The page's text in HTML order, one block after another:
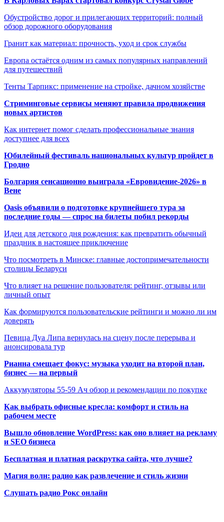
Обустройство дорог и прилегающих территорий: полный
обзор дорожного оборудования
Гранит как материал: прочность, уход и срок службы
Европа остаётся одним из самых популярных направлений
для путешествий
Тенты Тарпикс: применение на стройке, дачном хозяйстве
Стриминговые сервисы меняют правила продвижения
новых артистов
Как интернет помог сделать профессиональные знания
доступнее для всех
Юбилейный фестиваль национальных культур пройдет в
Гродно
Болгария сенсационно выиграла «Евровидение-2026» в
Вене
Oasis объявили о подготовке крупнейшего тура за
последние годы — спрос на билеты побил рекорды
Идеи для детского дня рождения: как превратить обычный
праздник в настоящее приключение
Что посмотреть в Минске: главные достопримечательности
столицы Беларуси
Что влияет на решение пользователя: рейтинг, отзывы или
личный опыт
Как формируются пользовательские рейтинги и можно ли им
доверять
Певица Дуа Липа вернулась на сцену после перерыва и
анонсировала тур
Рианна смещает фокус: музыка уходит на второй план,
бизнес — на первый
Аккумуляторы 55-59 Ач обзор и рекомендации по покупке
Как выбрать офисные кресла: комфорт и стиль на
рабочем месте
Вышло обновление WordPress: как оно влияет на рекламу
и SEO бизнеса
Бесплатная и платная раскрутка сайта, что лучше?
Магия волн: радио как развлечение и стиль жизни
Слушать радио Рокс онлайн